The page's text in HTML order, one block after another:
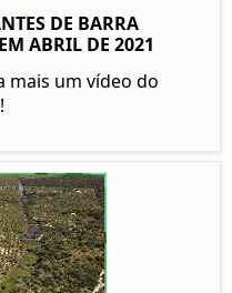
DE BARRA
ABRIL DE 2021
mais um vídeo do